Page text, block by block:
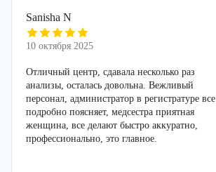
Sanisha N
10 октября 2025
Отличный центр, сдавала несколько раз
анализы, осталась довольна. Вежливый
персонал, администратор в регистратуре все
подробно поясняет, медсестра приятная
женщина, все делают быстро аккуратно,
профессионально, это главное.